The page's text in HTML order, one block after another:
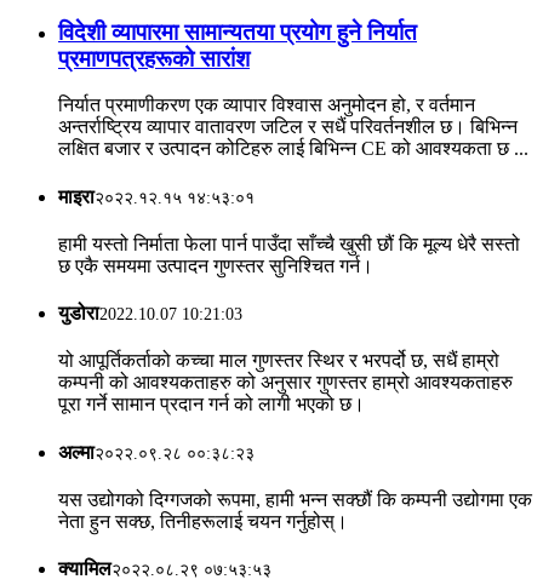
विदेशी व्यापारमा सामान्यतया प्रयोग हुने निर्यात
प्रमाणपत्रहरूको सारांश
निर्यात प्रमाणीकरण एक व्यापार विश्वास अनुमोदन हो, र वर्तमान
अन्तर्राष्ट्रिय व्यापार वातावरण जटिल र सधैं परिवर्तनशील छ। बिभिन्न
लक्षित बजार र उत्पादन कोटिहरु लाई बिभिन्न CE को आवश्यकता छ ...
माइरा२०२२.१२.१५ १४:५३:०१
हामी यस्तो निर्माता फेला पार्न पाउँदा साँच्चै खुसी छौं कि मूल्य धेरै सस्तो
छ एकै समयमा उत्पादन गुणस्तर सुनिश्चित गर्न।
युडोरा2022.10.07 10:21:03
यो आपूर्तिकर्ताको कच्चा माल गुणस्तर स्थिर र भरपर्दो छ, सधैं हाम्रो
कम्पनी को आवश्यकताहरु को अनुसार गुणस्तर हाम्रो आवश्यकताहरु
पूरा गर्ने सामान प्रदान गर्न को लागी भएको छ।
अल्मा२०२२.०९.२८ ००:३८:२३
यस उद्योगको दिग्गजको रूपमा, हामी भन्न सक्छौं कि कम्पनी उद्योगमा एक
नेता हुन सक्छ, तिनीहरूलाई चयन गर्नुहोस्।
क्यामिल२०२२.०८.२९ ०७:५३:५३